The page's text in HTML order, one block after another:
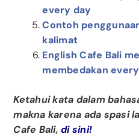
every day
Contoh
kalimat
English Cafe Bali
membedakan
Ketahui kata dalam
makna karena ada spasi
Cafe Bali,di sini!